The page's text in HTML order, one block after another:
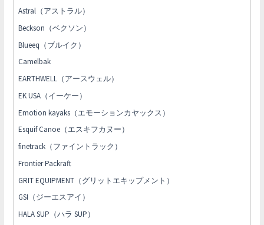
Astral（アストラル）
Beckson（ベクソン）
Blueeq（ブルイク）
Camelbak
EARTHWELL（アースウェル）
EK USA（イーケー）
Emotion kayaks（エモーションカヤックス）
Esquif Canoe（エスキフカヌー）
finetrack（ファイントラック）
Frontier Packraft
GRIT EQUIPMENT（グリットエキップメント）
GSI（ジーエスアイ）
HALA SUP（ハラ SUP）